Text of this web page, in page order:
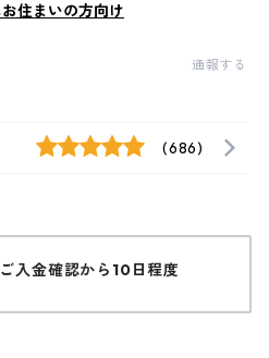
住まいの方向け
通報する
(686)
入金確認から10日程度